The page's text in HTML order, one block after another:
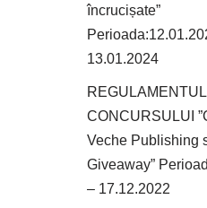
încrucișate”
13.01.2024
CONCURSULUI
Veche Publishing
Giveaway”
– 17.12.2022